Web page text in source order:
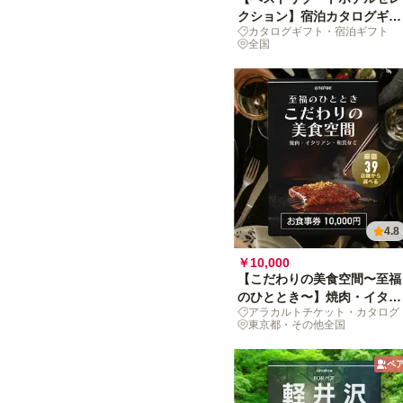
クション】宿泊カタログギフ
ト: 掲載数 500+施設〜
カタログギフト・宿泊ギフト
全国
4.8
￥10,000
【こだわりの美食空間〜至福
のひととき〜】焼肉・イタリ
アン・和食など、厳選39店舗
から選べるお食事券 10,000
円
アラカルトチケット・カタログ
東京都・その他全国
ペ